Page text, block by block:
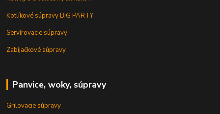
Kotlíkové súpravy BIG PARTY
Servírovacie súpravy
Zabíjačkové súpravy
Panvice, woky, súpravy
Grilovacie súpravy